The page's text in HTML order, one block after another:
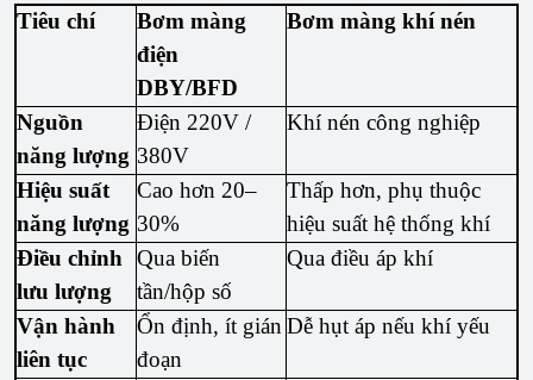
Tiêu chí
Bơm màng
điện
DBY/BFD
Bơm màng khí nén
Nguồn
năng lượng
Điện 220V /
380V
Khí nén công nghiệp
Hiệu suất
năng lượng
Cao hơn 20–
30%
Thấp hơn, phụ thuộc
hiệu suất hệ thống khí
Điều chỉnh
lưu lượng
Qua biến
tần/hộp số
Qua điều áp khí
Vận hành
liên tục
Ổn định, ít gián
đoạn
Dễ hụt áp nếu khí yếu